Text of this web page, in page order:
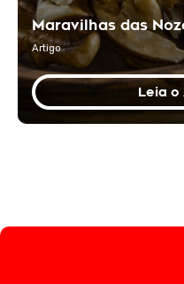
Maravilhas das
Artigo
Leia o